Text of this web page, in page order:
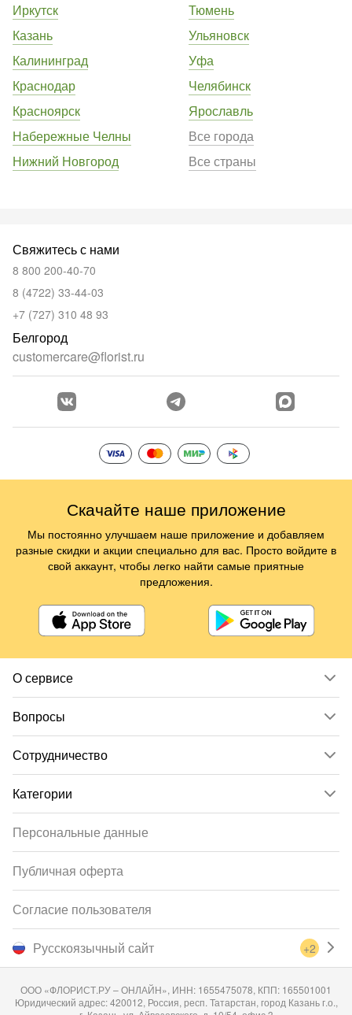
Иркутск
Казань
Калининград
Краснодар
Красноярск
Набережные Челны
Нижний Новгород
Тюмень
Ульяновск
Уфа
Челябинск
Ярославль
Все города
Все страны
О сервисе
Вопросы
Сотрудничество
Категории
Свяжитесь с нами
8 800 200-40-70
8 (4722) 33-44-03
+7 (727) 310 48 93
Белгород
customercare@florist.ru
Русскоязычный сайт +2
Персональные данные
Публичная оферта
Согласие пользователя
ООО «ФЛОРИСТ.РУ – ОНЛАЙН», ИНН: 1655475078, КПП: 165501001
Юридический адрес: 420012, Россия, респ. Татарстан, город Казань г.о.,
Скачайте наше приложение
Мы постоянно улучшаем наше приложение и добавляем
разные скидки и акции специально для вас. Просто войдите в
свой аккаунт, чтобы легко найти самые приятные
предложения.